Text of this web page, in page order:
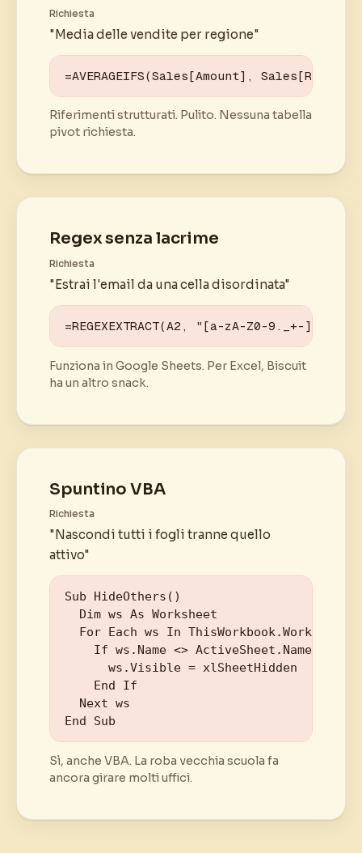
Richiesta
"Media delle vendite per regione"
=AVERAGEIFS(Sales[Amount],
Riferimenti strutturati. Pulito. Nessuna tabella
pivot richiesta.
Regex senza lacrime
Richiesta
"Estrai l'email da una cella disordinata"
=REGEXEXTRACT(A2, "[a-zA-Z0-9._+-
Funziona in Google Sheets. Per Excel, Biscuit
ha un altro snack.
Spuntino VBA
Richiesta
"Nascondi tutti i fogli tranne quello
attivo"
Sub HideOthers()
  Dim ws As Worksheet
  For Each ws In ThisWorkbook.Worksheets
    If ws.Name <> ActiveSheet.Name Then
      ws.Visible = xlSheetHidden
    End If
  Next ws
End Sub
Sì, anche VBA. La roba vecchia scuola fa
ancora girare molti uffici.